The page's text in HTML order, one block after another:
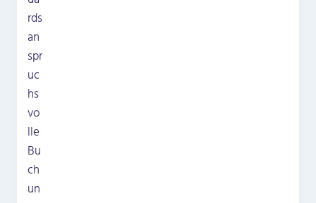
rds
an
spr
uc
hs
vo
lle
Bu
ch
un